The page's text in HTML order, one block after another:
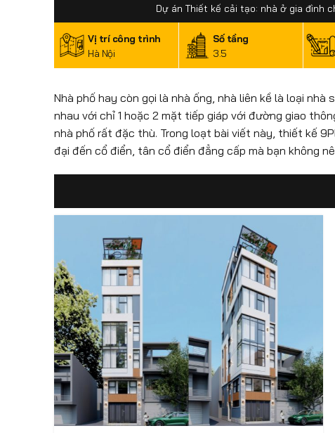
Dự án Thiết kế cải tạo: nhà ở gia đình
Vị trí công trình
Hà Nội
Số tầng
3.5
Nhà phố hay còn gọi là nhà ống, nhà liên kề là loại
nhau với chỉ 1 hoặc 2 mặt tiếp giáp với đường giao
nhà phố rất đặc thù. Trong loạt bài viết này, thiết kế
đại đến cổ điển, tân cổ điển đẳng cấp mà bạn không